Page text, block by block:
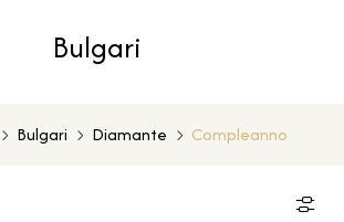
Bulgari
Bulgari Diamante Compleanno